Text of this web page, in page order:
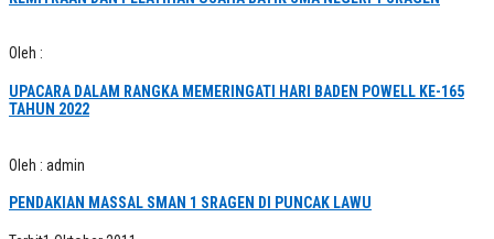
Oleh :
UPACARA DALAM RANGKA MEMERINGATI HARI BADEN POWELL KE-165
TAHUN 2022
Oleh : admin
PENDAKIAN MASSAL SMAN 1 SRAGEN DI PUNCAK LAWU